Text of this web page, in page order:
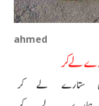
ahmed